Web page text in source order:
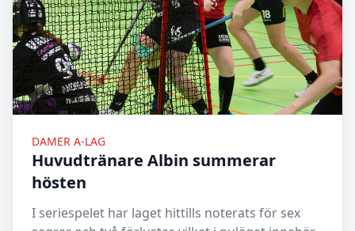
DAMER A-LAG
Huvudtränare Albin summerar
hösten
I seriespelet har laget hittills noterats för sex